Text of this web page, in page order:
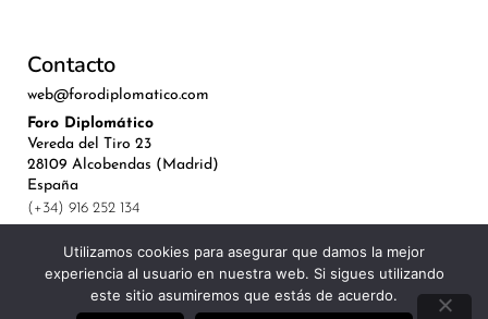
Contacto
web@forodiplomatico.com
Foro Diplomático
Vereda del Tiro 23
28109 Alcobendas (Madrid)
España
(+34) 916 252 134
Utilizamos cookies para asegurar que damos la mejor
experiencia al usuario en nuestra web. Si sigues utilizando
este sitio asumiremos que estás de acuerdo.